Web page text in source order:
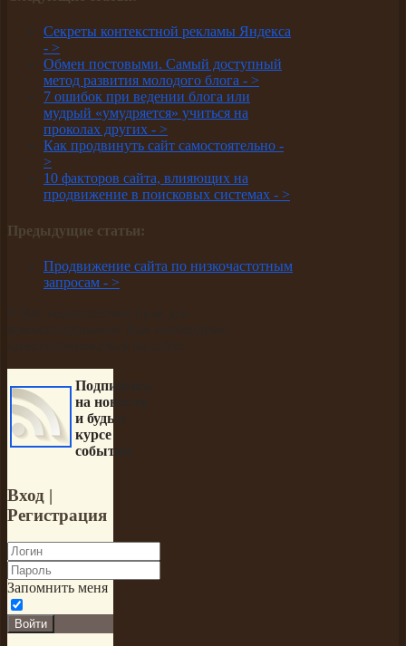
Секреты контекстной рекламы Яндекса
- >
Обмен постовыми. Самый доступный
метод развития молодого блога - >
7 ошибок при ведении блога или
мудрый «умудряется» учиться на
проколах других - >
Как продвинуть сайт самостоятельно -
>
10 факторов сайта, влияющих на
продвижение в поисковых системах - >
Предыдущие статьи:
Продвижение сайта по низкочастотным
запросам - >
Подпишись
на новости
и будь в
курсе
событий
Вход |
Регистрация
Запомнить меня
Войти